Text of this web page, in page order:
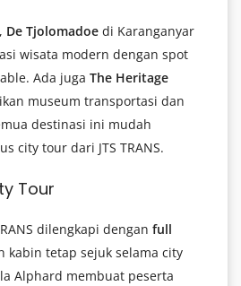
De Tjolomadoe di Karanganyar
wisata modern dengan spot
Ada juga The Heritage
museum transportasi dan
destinasi ini mudah
city tour dari JTS TRANS.
Tour
dilengkapi dengan full
kabin tetap sejuk selama city
Alphard membuat peserta